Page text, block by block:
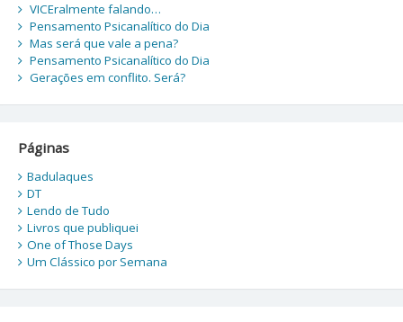
VICEralmente falando…
Pensamento Psicanalítico do Dia
Mas será que vale a pena?
Pensamento Psicanalítico do Dia
Gerações em conflito. Será?
Páginas
Badulaques
DT
Lendo de Tudo
Livros que publiquei
One of Those Days
Um Clássico por Semana